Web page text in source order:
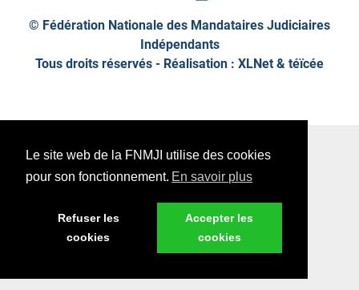
Le site web de la FNMJI utilise des cookies
pour son fonctionnement. En savoir plus
Refuser les
cookies
Accepter les
cookies
© Fédération Nationale des Mandataires Judiciaires
Indépendants
Tous droits réservés - Réalisation : XLNet & téïcée
Mentions légales
Données personnelles